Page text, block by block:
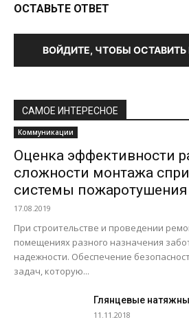
ОСТАВЬТЕ ОТВЕТ
ВОЙДИТЕ, ЧТОБЫ
САМОЕ ИНТЕРЕСНОЕ
Коммуникации
Оценка эффективности
сложности монтажа
системы пожаротушения
17.08.2019
При строительстве и проведении
помещениях разного назначения
надежности. Обеспечение
задач, которую...
Глянцевые
11.11.2018